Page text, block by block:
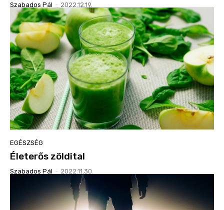
Szabados Pál - 2022.12.19.
EGÉSZSÉG
Életerős zöldital
Szabados Pál - 2022.11.30.